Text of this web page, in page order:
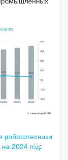
2024 год: